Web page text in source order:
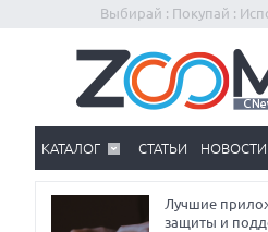
Выбирай : Покупай :
КАТАЛОГ СТАТЬИ НОВОСТИ
Лучшие
защиты и